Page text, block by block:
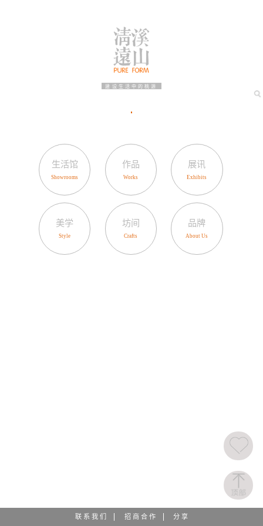
建设生活中的桃源
生活馆 作品 展讯
美学 坊间 品牌
联 系 我 们 招 商 合 作 分 享